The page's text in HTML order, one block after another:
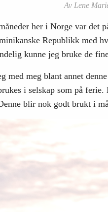
Av Lene
her i Norge var det
Republikk med
kunne jeg bruke de
med meg blant annet
i selskap som på
blir nok godt brukt i